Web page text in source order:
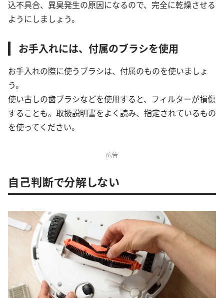
込不具合、異臭発生の原因になるので、完全に乾燥させる
ようにしましょう。
お手入れには、付属のブラシを使用
お手入れの際に使うブラシは、付属のものを使いましょ
う。
使い古しの歯ブラシなどを使用すると、フィルターが損傷
することも。取扱説明書をよく読み、指定されているもの
を使ってください。
広告
自己判断で分解しない